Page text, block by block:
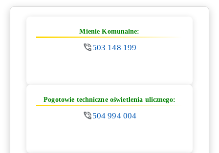
Mienie Komunalne:
503 148 199
Pogotowie techniczne oświetlenia ulicznego:
504 994 004